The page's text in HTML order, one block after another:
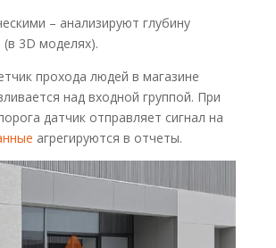
– анализируют глубину
(в 3D моделях).
прохода людей в магазине
над входной группой. При
датчик отправляет сигнал на
агрегируются в отчеты.